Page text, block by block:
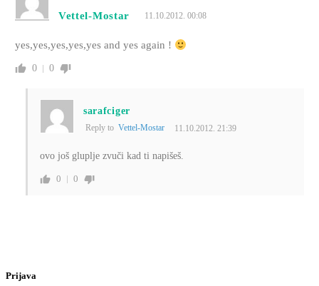
Vettel-Mostar 11.10.2012. 00:08
yes,yes,yes,yes,yes and yes again !
0 0
sarafciger
Reply to Vettel-Mostar 11.10.2012. 21:39
ovo još gluplje zvuči kad ti napišeš.
0 0
Prijava